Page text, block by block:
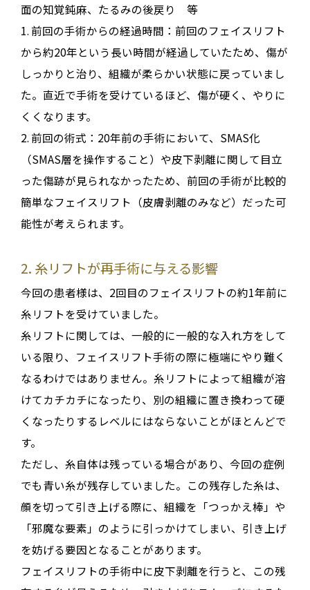
面の知覚鈍麻、たるみの後戻り 等
1. 前回の手術からの経過時間 ：前回のフェイスリフト
から約20年という長い時間が経過していたため、傷が
しっかりと治り、組織が柔らかい状態に戻っていまし
た。直近で手術を受けているほど、傷が硬く、やりに
くくなります。
2. 前回の術式 ：20年前の手術において、SMAS化
（SMAS層を操作すること）や皮下剥離に関して目立
った傷跡が見られなかったため、前回の手術が比較的
簡単なフェイスリフト（皮膚剥離のみなど）だった可
能性が考えられます。
2. 糸リフトが再手術に与える影響
今回の患者様は、2回目のフェイスリフトの約1年前に
糸リフトを受けていました。
糸リフトに関しては、一般的に一般的な入れ方をして
いる限り、フェイスリフト手術の際に極端にやり難く
なるわけではありません。糸リフトによって組織が溶
けてカチカチになったり、別の組織に置き換わって硬
くなったりするレベルにはならないことがほとんどで
す。
ただし、糸自体は残っている場合があり、今回の症例
でも青い糸が残存していました。この残存した糸は、
顔を切って引き上げる際に、組織を「つっかえ棒」や
「邪魔な要素」のように引っかけてしまい、引き上げ
を妨げる要因となることがあります。
フェイスリフトの手術中に皮下剥離を行うと、この残